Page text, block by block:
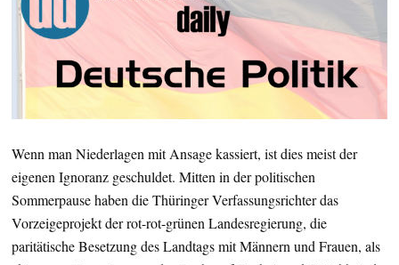
Wenn man Niederlagen mit Ansage kassiert, ist dies meist der
eigenen Ignoranz geschuldet. Mitten in der politischen
Sommerpause haben die Thüringer Verfassungsrichter das
Vorzeigeprojekt der rot-rot-grünen Landesregierung, die
paritätische Besetzung des Landtags mit Männern und Frauen, als